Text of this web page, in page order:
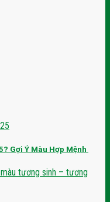
Gợi Ý Màu Hợp Mệnh
tương sinh – tương